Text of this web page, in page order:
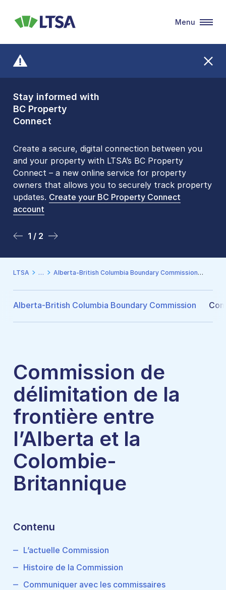
Stay informed with
BC Property
Connect
Create a secure, digital connection between you
and your property with LTSA’s BC Property
Connect – a new online service for property
owners that allows you to securely track property
updates. Create your BC Property Connect
account
1 / 2
Front Counters
Open By
Appointment Only
Please be aware that LTSA’s Land Title Office front
counters are open 9 am – 3 pm, Monday to Friday
by appointment only. Many common transactions
arenow available online. To book an in-person
visit, contact
2 / 2
LTSA
Menu
LTSA Alberta-British Columbia Boundary Commission
Alberta-British Columbia Boundary Commission
Commission de
délimitation de la
frontière entre
l’Alberta et la
Colombie-
Britannique
L’actuelle Commission
Histoire de la Commission
Communiquer avec les commissaires